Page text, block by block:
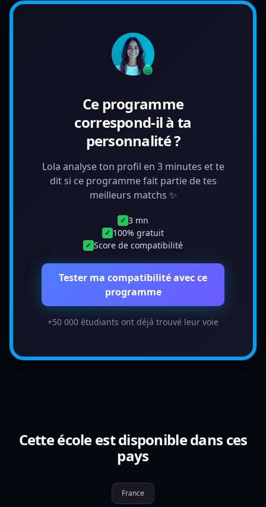
Ce programme
correspond-il à ta
personnalité ?
Lola analyse ton profil en 3 minutes et te
dit si ce programme fait partie de tes
meilleurs matchs ✨
✓ 3 mn
✓ 100% gratuit
✓ Score de compatibilité
Tester ma compatibilité avec ce
programme
+50 000 étudiants ont déjà trouvé leur voie
Cette école est disponible dans ces
pays
France